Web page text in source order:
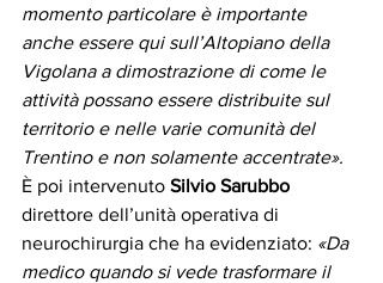
momento particolare è importante
anche essere qui sull’Altopiano della
Vigolana a dimostrazione di come le
attività possano essere distribuite sul
territorio e nelle varie comunità del
Trentino e non solamente accentrate».
È poi intervenuto Silvio Sarubbo
direttore dell’unità operativa di
neurochirurgia che ha evidenziato: «Da
medico quando si vede trasformare il